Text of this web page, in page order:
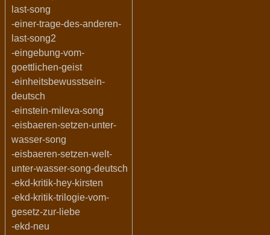
last-song
-einer-trage-des-anderen-
last-song2
-eingebung-vom-
goettlichen-geist
-einheitsbewusstsein-
deutsch
-einstein-mileva-song
-eisbaeren-setzen-unter-
wasser-song
-eisbaeren-setzen-welt-
unter-wasser-song-deutsch
-ekd-kritik-hey-kirsten
-ekd-kritik-trilogie-vom-
gesetz-zur-liebe
-ekd-neu